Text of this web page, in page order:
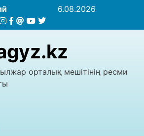
6.08.2026
орталық мешітінің ресми